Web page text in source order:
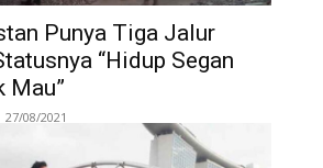
Punya Tiga Jalur
“Hidup Segan
Mau”
27/08/2021